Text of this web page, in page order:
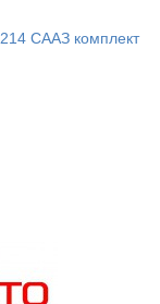
СААЗ комплект